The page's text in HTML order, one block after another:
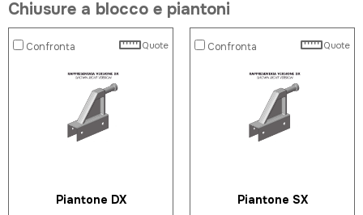
Chiusure a blocco e piantoni
Confronta Quote
Piantone DX
Confronta Quote
Piantone SX